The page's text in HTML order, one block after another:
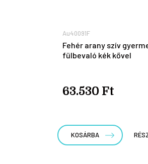
Au40091F
Fehér arany szív
fülbevaló kék kővel
63.530 Ft
KOSÁRBA